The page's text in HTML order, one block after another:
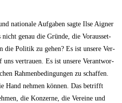
natio­na­le Auf­ga­ben sag­te Ilse Aigner
genau die Grün­de, die Vor­aus­set­
die Poli­tik zu gehen? Es ist unse­re Ver­
uns ver­trau­en. Es ist unse­re Ver­ant­wor­
Rah­men­be­din­gun­gen zu schaf­fen.
Hand neh­men kön­nen. Das betrifft
die Kon­zer­ne, die Ver­ei­ne und